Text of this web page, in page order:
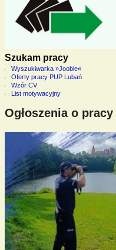
Szukam pracy
Wyszukiwarka »Jooble«
Oferty pracy PUP Lubań
Wzór CV
List motywacyjny
Ogłoszenia o pracy